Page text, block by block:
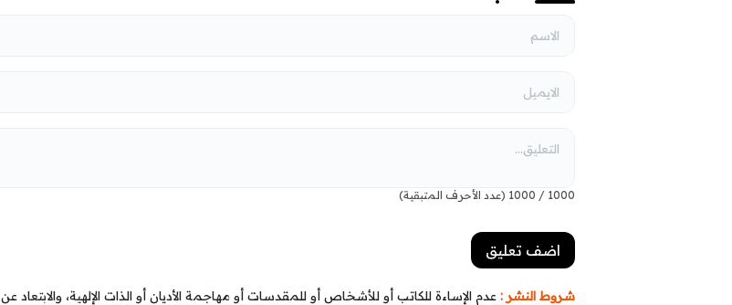
1000
/
1000 (عدد الأحرف المتبقية)
شروط النشر : عدم الإساءة للكاتب أو للأشخاص أو للمقدسات أو مهاجمة الأديان أو الذات الإلهية، والابتعاد عن